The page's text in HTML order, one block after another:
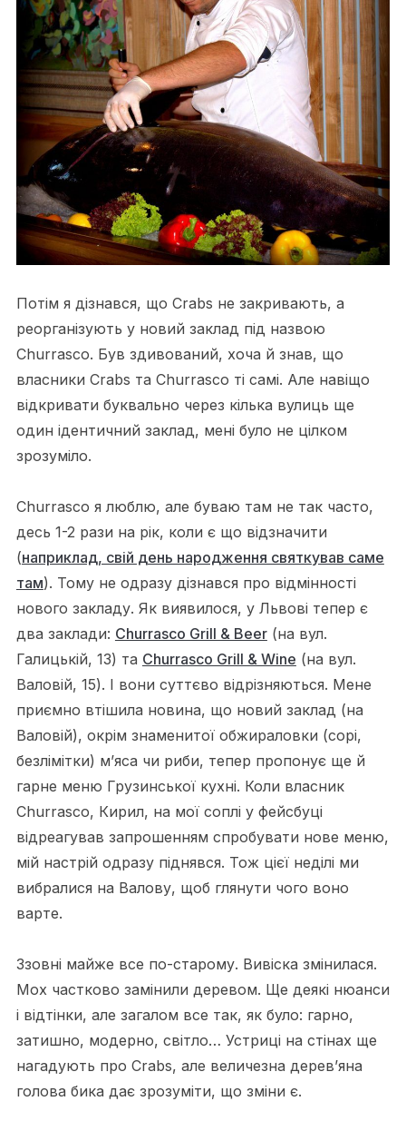
Потім я дізнався, що Crabs не закривають, а
реорганізують у новий заклад під назвою
Churrasco. Був здивований, хоча й знав, що
власники Crabs та Churrasco ті самі. Але навіщо
відкривати буквально через кілька вулиць ще
один ідентичний заклад, мені було не цілком
зрозуміло.
Churrasco я люблю, але буваю там не так часто,
десь 1-2 рази на рік, коли є що відзначити
(наприклад, свій день народження святкував саме
там). Тому не одразу дізнався про відмінності
нового закладу. Як виявилося, у Львові тепер є
два заклади: Churrasco Grill & Beer(на вул.
Галицькій, 13) та Churrasco Grill & Wine (на вул.
Валовій, 15). І вони суттєво відрізняються. Мене
приємно втішила новина, що новий заклад (на
Валовій), окрім знаменитої обжираловки (сорі,
безлімітки) м’яса чи риби, тепер пропонує ще й
гарне меню Грузинської кухні. Коли власник
Churrasco, Кирил, на мої соплі у фейсбуці
відреагував запрошенням спробувати нове меню,
мій настрій одразу піднявся. Тож цієї неділі ми
вибралися на Валову, щоб глянути чого воно
варте.
Ззовні майже все по-старому. Вивіска змінилася.
Мох частково замінили деревом. Ще деякі нюанси
і відтінки, але загалом все так, як було: гарно,
затишно, модерно, світло… Устриці на стінах ще
нагадують про Crabs, але величезна дерев’яна
голова бика дає зрозуміти, що зміни є.